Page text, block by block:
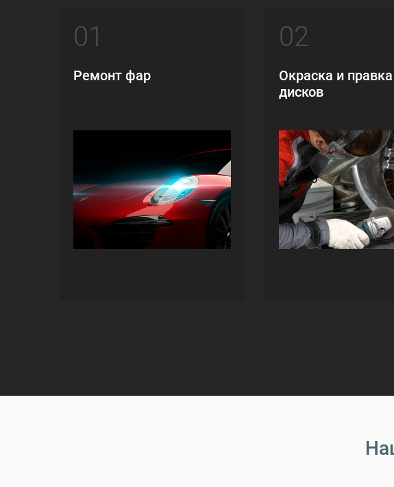
01
Ремонт фар
02
Окраска и правка
дисков